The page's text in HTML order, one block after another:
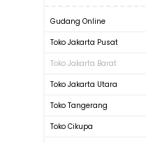
Gudang Online
Toko Jakarta Pusat
Toko Jakarta Barat
Toko Jakarta Utara
Toko Tangerang
Toko Cikupa